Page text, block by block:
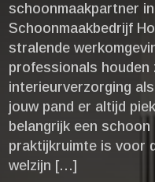
schoonmaakpartner
Schoonmaakbedrijf
stralende
professionals houden
interieurverzorging
jouw pand er altijd
belangrijk een
praktijkruimte is voor
welzijn […]